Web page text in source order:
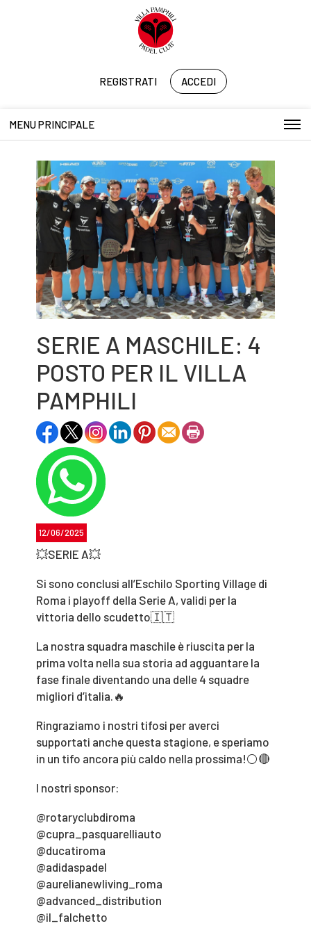
REGISTRATI ACCEDI
MENU PRINCIPALE
SERIE A MASCHILE: 4
POSTO PER IL VILLA
PAMPHILI
12/06/2025
💥SERIE A💥
Si sono conclusi all’Eschilo Sporting Village di
Roma i playoff della Serie A, validi per la
vittoria dello scudetto🇮🇹
La nostra squadra maschile è riuscita per la
prima volta nella sua storia ad agguantare la
fase finale diventando una delle 4 squadre
migliori d’italia.🔥
Ringraziamo i nostri tifosi per averci
supportati anche questa stagione, e speriamo
in un tifo ancora più caldo nella prossima!⚪️🔴
I nostri sponsor:
@rotaryclubdiroma
@cupra_pasquarelliauto
@ducatiroma
@adidaspadel
@aurelianewliving_roma
@advanced_distribution
@il_falchetto